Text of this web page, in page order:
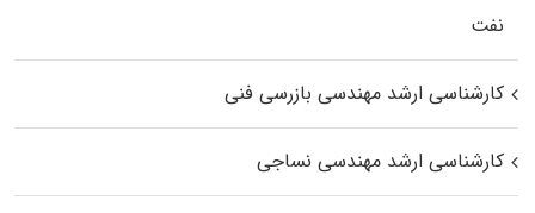
نفت
کارشناسی ارشد مهندسی بازرسی فنی
کارشناسی ارشد مهندسی نساجی